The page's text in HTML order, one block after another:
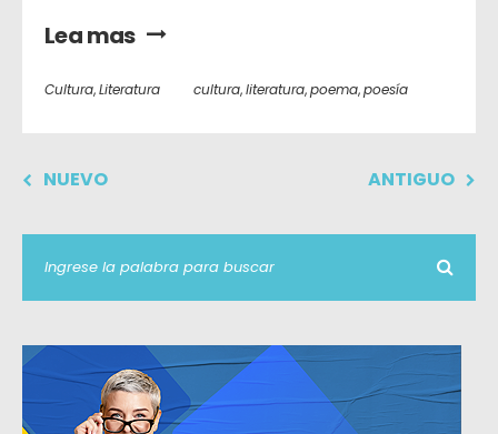
Lea mas
Cultura,Literatura cultura,literatura,poema,poesía
NUEVO ANTIGUO